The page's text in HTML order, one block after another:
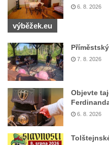
6. 8. 2026
výběžek.eu
7. 8. 2026
Objevte
6. 8. 2026